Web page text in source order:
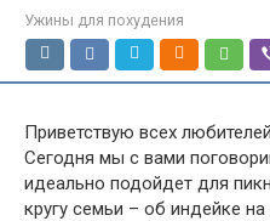
Ужины для похудения
Приветствую всех
Сегодня мы с вами
идеально подойдет для
кругу семьи – об индейке